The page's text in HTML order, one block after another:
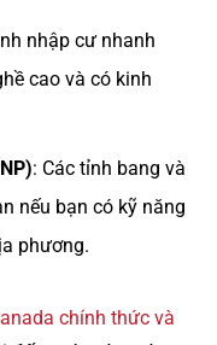
nhập cư nhanh
cao và có kinh
: Các tỉnh bang và
nếu bạn có kỹ năng
phương.
chính thức và